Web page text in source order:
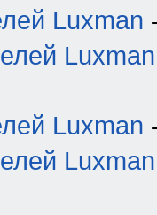
Luxman
Luxman
Luxman
Luxman